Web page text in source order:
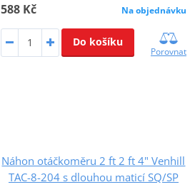
588 Kč Na objednávku
Do košíku
Porovnat
Náhon otáčkoměru 2 ft 2 ft 4" Venhill
TAC-8-204 s dlouhou maticí SQ/SP